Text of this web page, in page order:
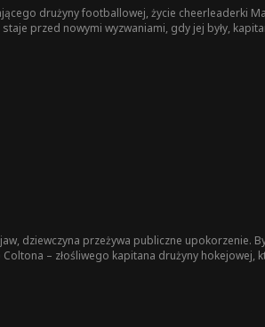
drużyny footballowej, życie cheerleaderki
przed nowymi wyzwaniami, gdy jej były,
dziewczyna przeżywa publiczne upokorzenie.
– złośliwego kapitana drużyny hokejowej,